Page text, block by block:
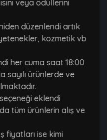
veya ödüllerini
düzenlendi artık
kozmetik vb
her cuma saat 18:00
sayılı ürünlerde ve
eklendi
tüm ürünlerin alış ve
fiyatları ise kimi